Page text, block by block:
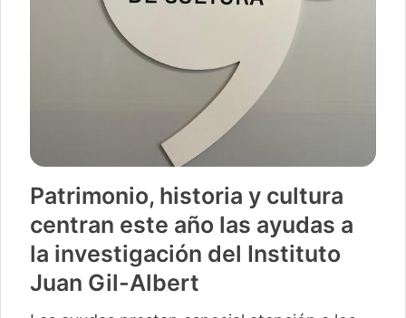
Patrimonio, historia y cultura
centran este año las ayudas a
la investigación del Instituto
Juan Gil-Albert